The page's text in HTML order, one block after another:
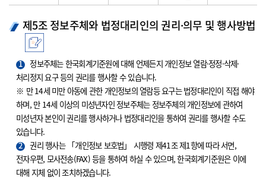
제5조 정보주체와 법정대리인의 권리·의무 및 행사방법
1
정보주체는 한국회계기준원에 대해 언제든지 개인정보 열람·정정·삭제·
처리정지 요구 등의 권리를 행사할 수 있습니다.
※ 만 14세 미만 아동에 관한 개인정보의 열람등 요구는 법정대리인이 직접 해야
하며, 만 14세 이상의 미성년자인 정보주체는 정보주체의 개인정보에 관하여
미성년자 본인이 권리를 행사하거나 법정대리인을 통하여 권리를 행사할 수도
있습니다.
2
권리 행사는 「개인정보 보호법」 시행령 제41조 제1항에 따라 서면,
전자우편, 모사전송(FAX) 등을 통하여 하실 수 있으며, 한국회계기준원은 이에
대해 지체 없이 조치하겠습니다.